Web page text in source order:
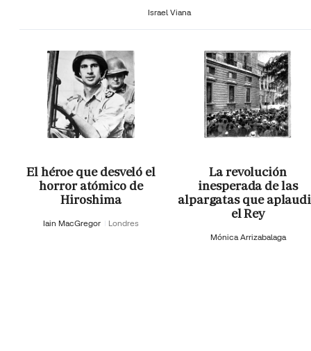
Israel Viana
El héroe que desveló el
horror atómico de
Hiroshima
Iain MacGregor Londres
La revolución
inesperada de las
alpargatas que
el Rey
Mónica Arrizabalaga